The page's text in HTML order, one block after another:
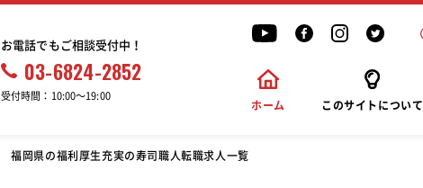
お電話でもご相談受付中！
03-6824-2852
受付時間：10:00〜19:00
ホーム このサイトについて
福岡県の福利厚生充実の寿司職人転職求人一覧